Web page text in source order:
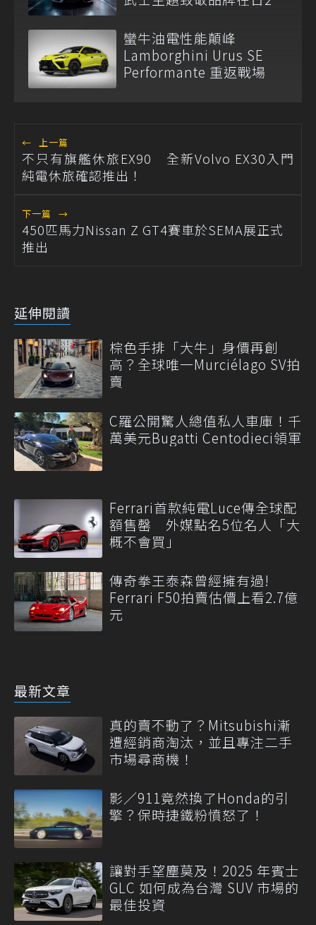
蠻牛油電性能顛峰
Lamborghini Urus SE
Performante 重返戰場
← 上一篇
不只有旗艦休旅EX90 全新Volvo EX30入門
純電休旅確認推出！
下一篇 →
450匹馬力Nissan Z GT4賽車於SEMA展正式
推出
延伸閱讀
棕色手排「大牛」身價再創
高？全球唯一Murciélago SV拍
賣
C羅公開驚人總值私人車庫！千
萬美元Bugatti Centodieci領軍
Ferrari首款純電Luce傳全球配
額售罄 外媒點名5位名人「大
概不會買」
傳奇拳王泰森曾經擁有過!
Ferrari F50拍賣估價上看2.7億
元
最新文章
真的賣不動了？Mitsubishi漸
遭經銷商淘汰，並且專注二手
市場尋商機！
影／911竟然換了Honda的引
擎？保時捷鐵粉憤怒了！
讓對手望塵莫及！2025 年賓士
GLC 如何成為台灣 SUV 市場的
最佳投資